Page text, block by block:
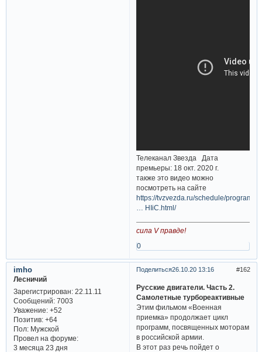
Телеканал Звезда Дата
премьеры: 18 окт. 2020 г.
также это видео можно
посмотреть на сайте
https://tvzvezda.ru/schedule/programs/2
… HIiC.html/
сила V правде!
0
Поделиться 162
26.10.20 13:16
imho
Лесничий
Зарегистрирован: 22.11.11
Сообщений:7003
Уважение: +52
Позитив: +64
Пол:Мужской
Провел на форуме:
3 месяца 23 дня
Русские двигатели. Часть 2.
Самолетные турбореактивные
Этим фильмом «Военная
приемка» продолжает цикл
программ, посвященных моторам
в российской армии.
В этот раз речь пойдет о